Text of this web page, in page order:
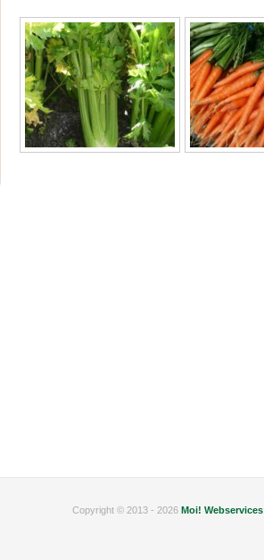
Copyright © 2013 - 2026Moi! Webservices